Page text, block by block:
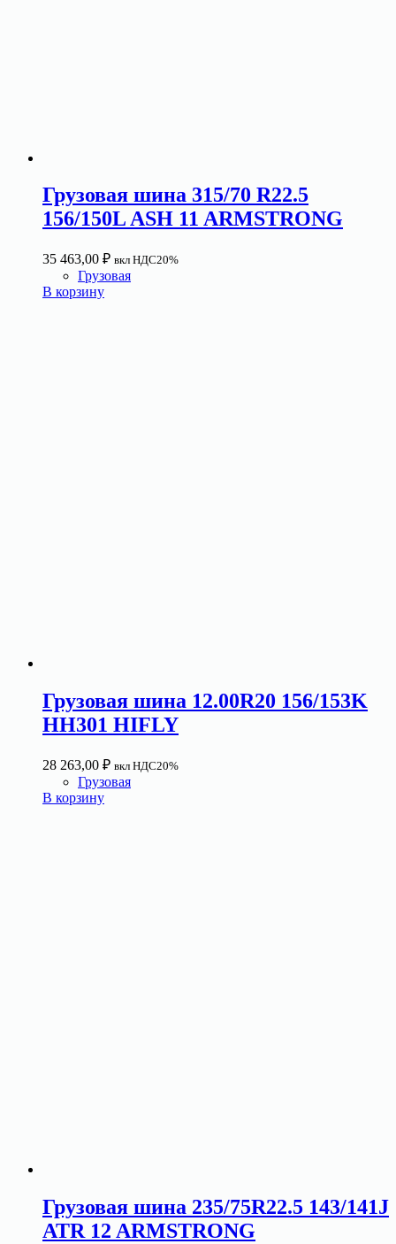
Грузовая шина 315/70 R22.5
156/150L ASH 11 ARMSTRONG
35 463,00 ₽ вкл НДС20%
Грузовая
В корзину
Грузовая шина 12.00R20 156/153K
HH301 HIFLY
28 263,00 ₽ вкл НДС20%
Грузовая
В корзину
Грузовая шина 235/75R22.5 143/141J
ATR 12 ARMSTRONG